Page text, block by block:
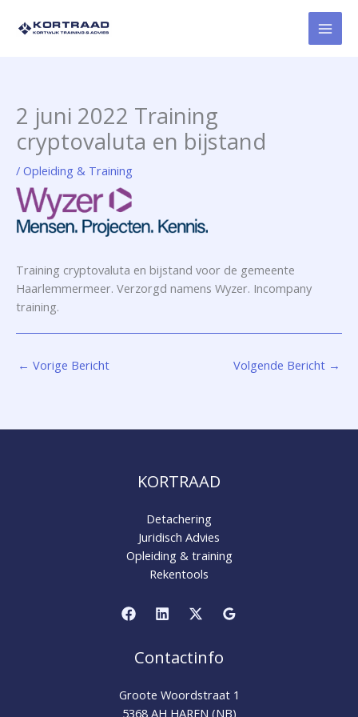
naar
2 juni 2022 Training
cryptovaluta en bijstand
/ Opleiding & Training
Training cryptovaluta en bijstand voor de gemeente
Haarlemmermeer. Verzorgd namens Wyzer. Incompany
training.
← Vorige Bericht Volgende Bericht →
KORTRAAD
Detachering
Juridisch Advies
Opleiding & training
Rekentools
Contactinfo
Groote Woordstraat 1
5368 AH HAREN (NB)